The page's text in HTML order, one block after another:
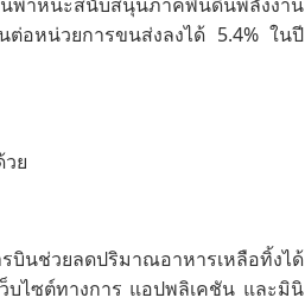
อหน่วยการขนส่งลงได้ 5.4% ในปี
ย
บินช่วยลดปริมาณอาหารเหลือทิ้งได้
บไซต์ทางการ แอปพลิเคชัน และมินิ